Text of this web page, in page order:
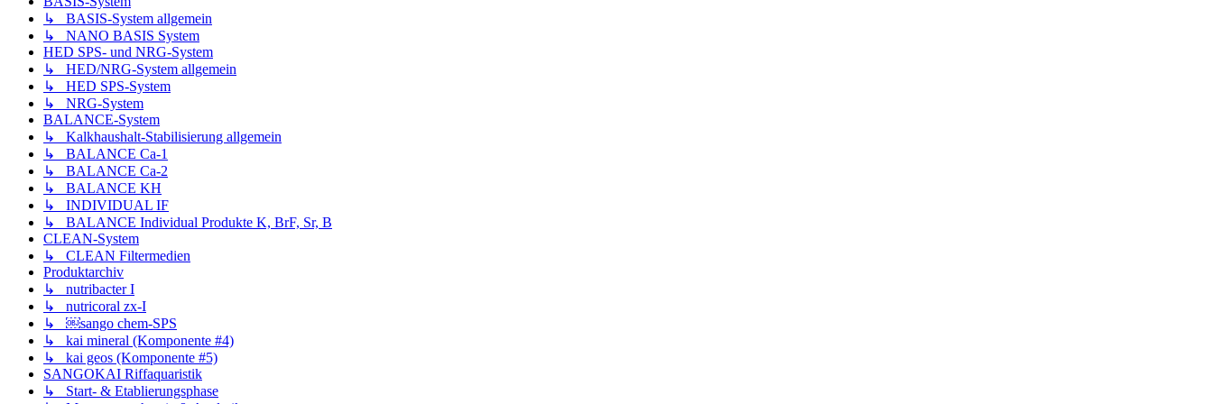
↳ BASIS-System allgemein
↳ NANO BASIS System
HED SPS- und NRG-System
↳ HED/NRG-System allgemein
↳ HED SPS-System
↳ NRG-System
BALANCE-System
↳ Kalkhaushalt-Stabilisierung allgemein
↳ BALANCE Ca-1
↳ BALANCE Ca-2
↳ BALANCE KH
↳ INDIVIDUAL IF
↳ BALANCE Individual Produkte K, BrF, Sr, B
CLEAN-System
↳ CLEAN Filtermedien
Produktarchiv
↳ nutribacter I
↳ nutricoral zx-I
↳ ￼sango chem-SPS
↳ kai mineral (Komponente #4)
↳ kai geos (Komponente #5)
SANGOKAI Riffaquaristik
↳ Start- & Etablierungsphase